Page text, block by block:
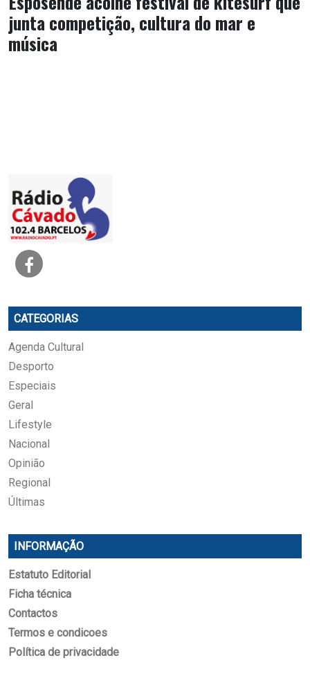
junta competição, cultura do mar e
música
CATEGORIAS
Agenda Cultural
Desporto
Especiais
Geral
Lifestyle
Nacional
Opinião
Regional
Últimas
INFORMAÇÃO
Estatuto Editorial
Ficha técnica
Contactos
Termos e condicoes
Política de privacidade